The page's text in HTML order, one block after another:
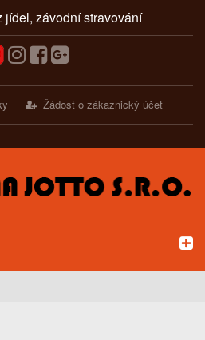
jídel, závodní stravování
Žádost o zákaznický účet